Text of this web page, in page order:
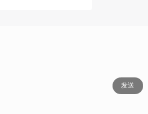
发送